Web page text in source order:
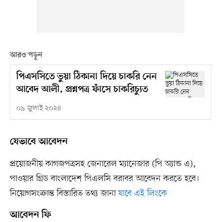
আরও পড়ুন
পিএসসিতে ভুয়া ঠিকানা দিয়ে চাকরি নেন
আবেদ আলী, প্রশ্নপত্র ফাঁসে চাকরিচ্যুত
০৯ জুলাই ২০২৪
যেভাবে আবেদন
প্রয়োজনীয় কাগজপত্রসহ জেনারেল ম্যানেজার (পি অ্যান্ড এ),
পাওয়ার গ্রিড বাংলাদেশ পিএলসি বরাবর আবেদন করতে হবে।
নিয়োগসংক্রান্ত বিস্তারিত তথ্য জানাযাবে এই লিংকে
আবেদন ফি